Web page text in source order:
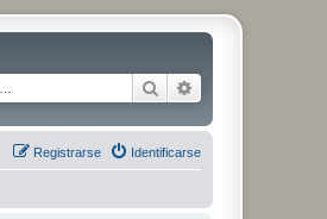
Buscar
Identificarse
Registrarse